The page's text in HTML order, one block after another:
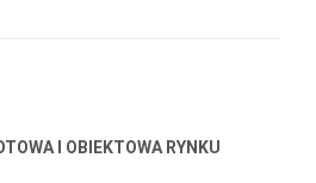
I OBIEKTOWA RYNKU